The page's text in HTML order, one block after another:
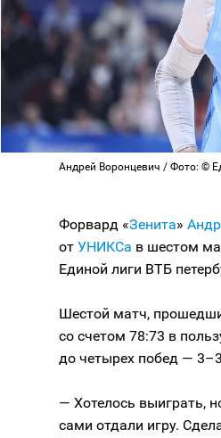
Андрей Воронцевич / Фото: ©
Форвард «Зенита»
от УНИКСа в шестом
Единой лиги ВТБ
Шестой матч,
со счетом 78:73 в
до четырех побед —
— Хотелось выиграть,
сами отдали игру.